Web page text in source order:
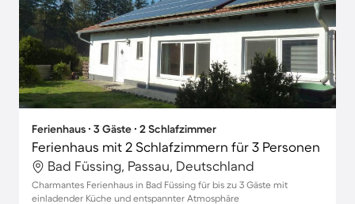
Ferienhaus ∙ 3 Gäste ∙ 2 Schlafzimmer
Ferienhaus mit 2 Schlafzimmern für 3 Personen
Bad Füssing, Passau, Deutschland
Charmantes Ferienhaus in Bad Füssing für bis zu 3 Gäste mit
einladender Küche und entspannter Atmosphäre